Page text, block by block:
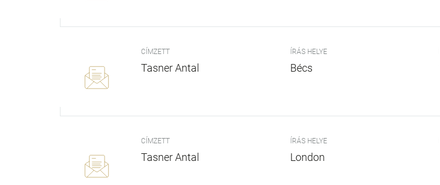
CÍMZETT
Tasner Antal
ÍRÁS HELYE
Bécs
CÍMZETT
Tasner Antal
ÍRÁS HELYE
London